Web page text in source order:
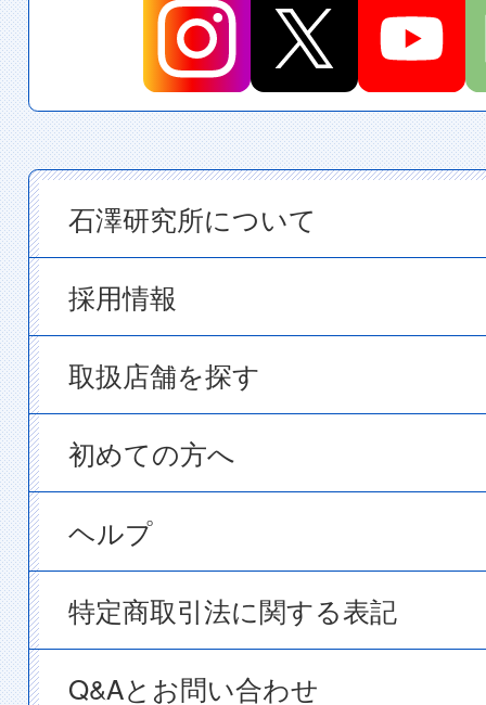
石澤研究所について
採用情報
取扱店舗を探す
初めての方へ
ヘルプ
特定商取引法に関する表記
Q&Aとお問い合わせ